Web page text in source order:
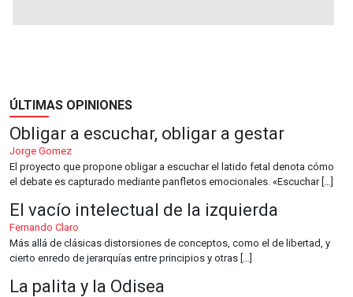
ÚLTIMAS OPINIONES
Obligar a escuchar, obligar a gestar
Jorge Gomez
El proyecto que propone obligar a escuchar el latido fetal denota cómo
el debate es capturado mediante panfletos emocionales. «Escuchar […]
El vacío intelectual de la izquierda
Fernando Claro
Más allá de clásicas distorsiones de conceptos, como el de libertad, y
cierto enredo de jerarquías entre principios y otras […]
La palita y la Odisea